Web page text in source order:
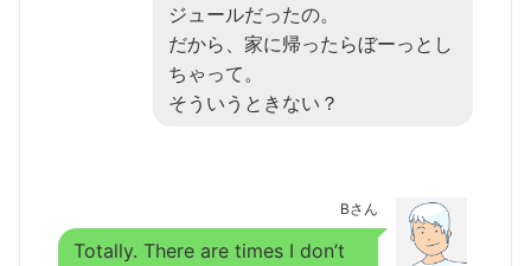
ジュールだったの。
だから、家に帰ったらぼーっとし
ちゃって。
そういうときない？
Bさん
Totally. There are times I don’t